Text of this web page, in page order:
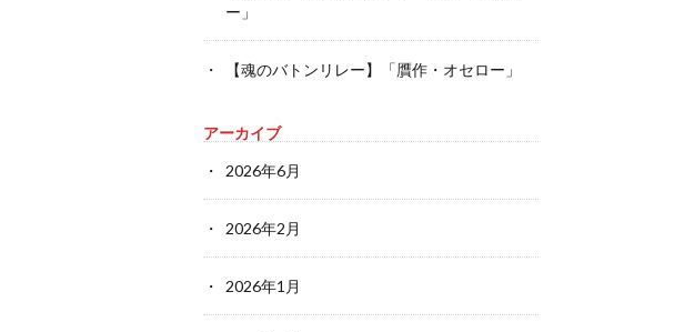
ー」
【魂のバトンリレー】「贋作・オセロー」
アーカイブ
2026年6月
2026年2月
2026年1月